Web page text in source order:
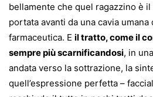
bellamente che quel ragazzino è
portata avanti da una cavia umana
farmaceutica. E il tratto, come il
sempre più scarnificandosi, in
andata verso la sottrazione, la
quell’espressione perfetta –